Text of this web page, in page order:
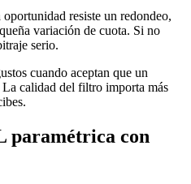
resiste un redondeo,
variación de cuota. Si no
serio.
cuando aceptan que un
calidad del filtro importa más
paramétrica con